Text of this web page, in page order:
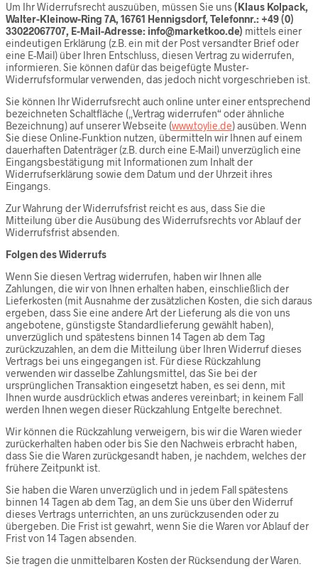
Um Ihr Widerrufsrecht auszuüben, müssen Sie uns (Klaus Kolpack,
Walter-Kleinow-Ring 7A, 16761 Hennigsdorf, Telefonnr.: +49 (0)
33022067707, E-Mail-Adresse: info@marketkoo.de) mittels einer
eindeutigen Erklärung (z.B. ein mit der Post versandter Brief oder
eine E-Mail) über Ihren Entschluss, diesen Vertrag zu widerrufen,
informieren. Sie können dafür das beigefügte Muster-
Widerrufsformular verwenden, das jedoch nicht vorgeschrieben ist.
Sie können Ihr Widerrufsrecht auch online unter einer entsprechend
bezeichneten Schaltfläche („Vertrag widerrufen“ oder ähnliche
Bezeichnung) auf unserer Webseite (www.toylie.de) ausüben. Wenn
Sie diese Online-Funktion nutzen, übermitteln wir Ihnen auf einem
dauerhaften Datenträger (z.B. durch eine E-Mail) unverzüglich eine
Eingangsbestätigung mit Informationen zum Inhalt der
Widerrufserklärung sowie dem Datum und der Uhrzeit ihres
Eingangs.
Zur Wahrung der Widerrufsfrist reicht es aus, dass Sie die
Mitteilung über die Ausübung des Widerrufsrechts vor Ablauf der
Widerrufsfrist absenden.
Folgen des Widerrufs
Wenn Sie diesen Vertrag widerrufen, haben wir Ihnen alle
Zahlungen, die wir von Ihnen erhalten haben, einschließlich der
Lieferkosten (mit Ausnahme der zusätzlichen Kosten, die sich daraus
ergeben, dass Sie eine andere Art der Lieferung als die von uns
angebotene, günstigste Standardlieferung gewählt haben),
unverzüglich und spätestens binnen 14 Tagen ab dem Tag
zurückzuzahlen, an dem die Mitteilung über Ihren Widerruf dieses
Vertrags bei uns eingegangen ist. Für diese Rückzahlung
verwenden wir dasselbe Zahlungsmittel, das Sie bei der
ursprünglichen Transaktion eingesetzt haben, es sei denn, mit
Ihnen wurde ausdrücklich etwas anderes vereinbart; in keinem Fall
werden Ihnen wegen dieser Rückzahlung Entgelte berechnet.
Wir können die Rückzahlung verweigern, bis wir die Waren wieder
zurückerhalten haben oder bis Sie den Nachweis erbracht haben,
dass Sie die Waren zurückgesandt haben, je nachdem, welches der
frühere Zeitpunkt ist.
Sie haben die Waren unverzüglich und in jedem Fall spätestens
binnen 14 Tagen ab dem Tag, an dem Sie uns über den Widerruf
dieses Vertrags unterrichten, an uns zurückzusenden oder zu
übergeben. Die Frist ist gewahrt, wenn Sie die Waren vor Ablauf der
Frist von 14 Tagen absenden.
Sie tragen die unmittelbaren Kosten der Rücksendung der Waren.